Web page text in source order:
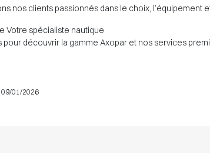
nos clients passionnés dans le choix, l’équipement
Votre spécialiste nautique
découvrir la gamme Axopar et nos services
01/2026